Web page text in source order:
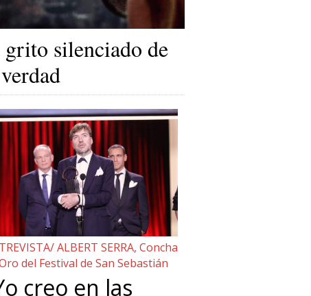
silenciado de
ALBERT SERRA, Concha
del Festival de San Sebastián
creo en las